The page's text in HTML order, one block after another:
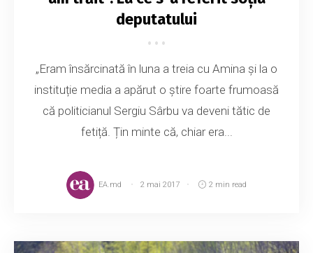
deputatului
„Eram însărcinată în luna a treia cu Amina și la o
instituție media a apărut o știre foarte frumoasă
că politicianul Sergiu Sârbu va deveni tătic de
fetiță. Țin minte că, chiar era...
EA.md 2 mai 2017 2 min read